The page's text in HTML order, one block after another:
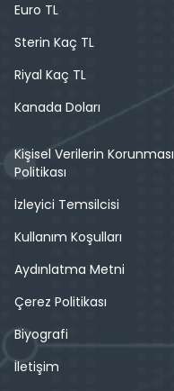
Euro TL
Sterin Kaç TL
Riyal Kaç TL
Kanada Doları
Kişisel Verilerin Korunması
Politikası
İzleyici Temsilcisi
Kullanım Koşulları
Aydınlatma Metni
Çerez Politikası
Biyografi
İletişim